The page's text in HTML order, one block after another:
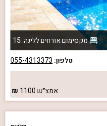
מקסימום אורחים ללינה: 15
טלפון: 055-4313373
אמצ״ש1100